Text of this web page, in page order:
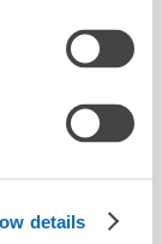
details